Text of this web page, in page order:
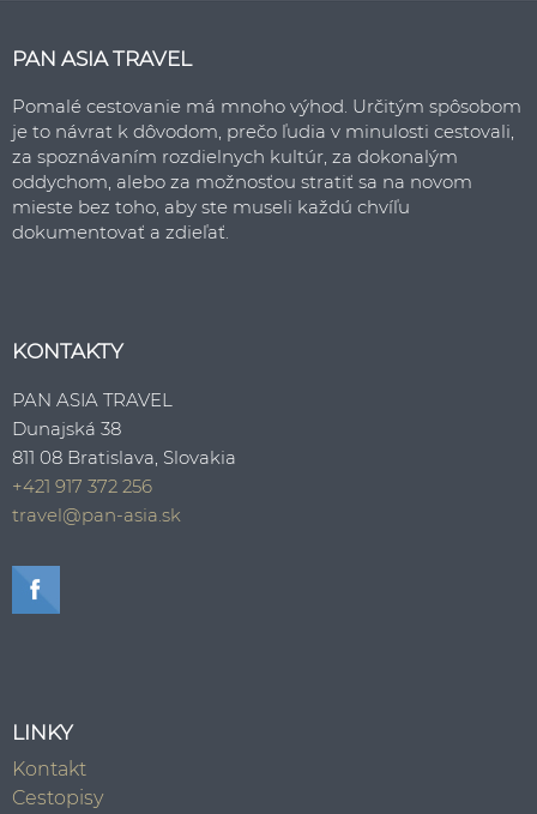
PAN ASIA TRAVEL
Pomalé cestovanie má mnoho výhod. Určitým spôsobom
je to návrat k dôvodom, prečo ľudia v minulosti cestovali,
za spoznávaním rozdielnych kultúr, za dokonalým
oddychom, alebo za možnosťou stratiť sa na novom
mieste bez toho, aby ste museli každú chvíľu
dokumentovať a zdieľať.
KONTAKTY
PAN ASIA TRAVEL
Dunajská 38
811 08 Bratislava, Slovakia
+421 917 372 256
travel@pan-asia.sk
LINKY
Kontakt
Cestopisy